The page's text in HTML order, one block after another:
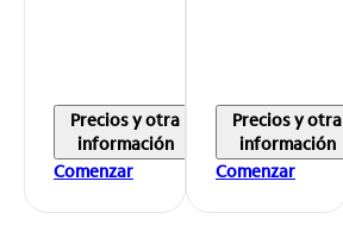
Precios y otra
información
Comenzar
Precios y otra
información
Comenzar